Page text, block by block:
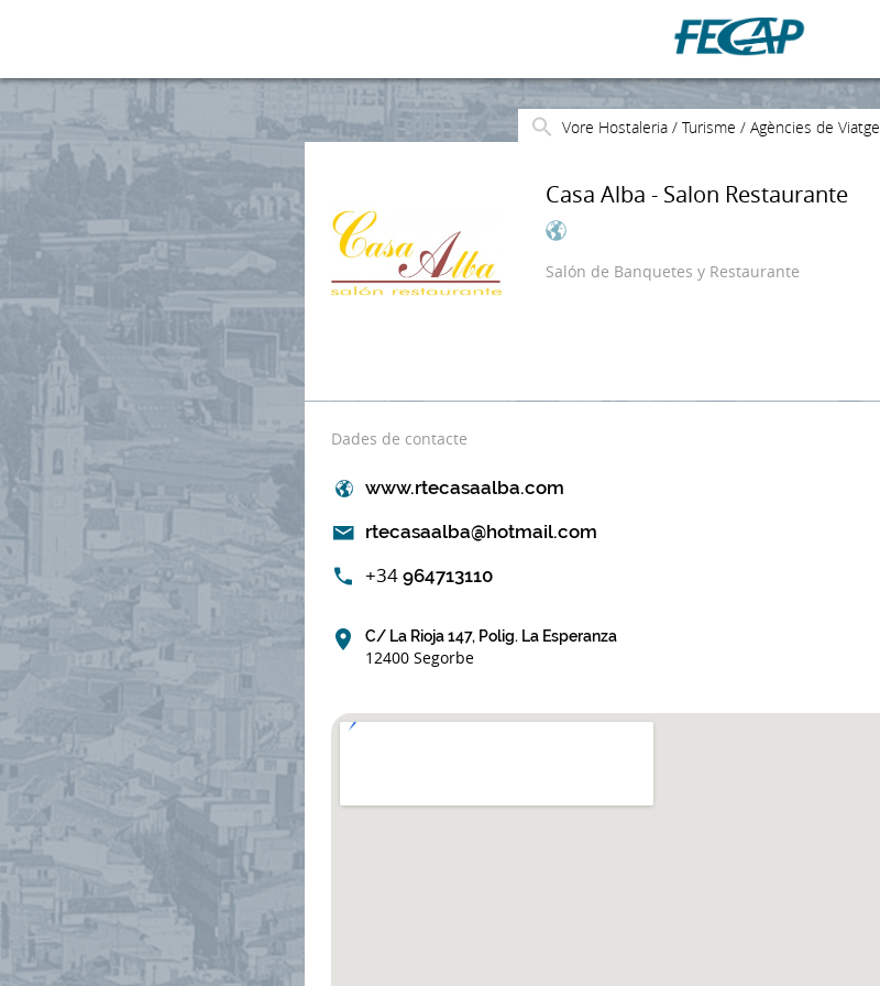
Vore Hostaleria / Turisme / Agències de Viatge
Casa Alba - Salon Restaurante
Salón de Banquetes y Restaurante
Dades de contacte
www.rtecasaalba.com
rtecasaalba@hotmail.com
+34 964713110
C/ La Rioja 147, Polig. La Esperanza
12400 Segorbe